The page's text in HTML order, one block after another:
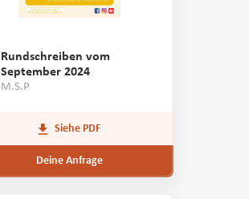
Rundschreiben vom
September 2024
M.S.P
Siehe PDF
Deine Anfrage